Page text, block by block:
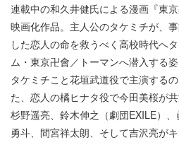
連載中の和久井健氏による漫画『東
映画化作品。主人公のタケミチが、
した恋人の命を救うべく高校時代へ
ム・東京卍會／トーマンへ潜入する
タケミチこと花垣武道役で主演する
た、恋人の橘ヒナタ役で今田美桜が
杉野遥亮、鈴木伸之（劇団EXILE）
勇斗、間宮祥太朗、そして吉沢亮がキ